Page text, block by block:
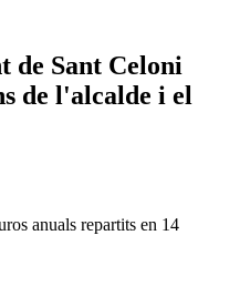
de Sant Celoni
de l'alcalde i el
anuals repartits en 14